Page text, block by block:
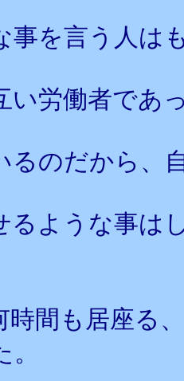
事を言う人は
い労働者であ
るのだから、
るような事は
時間も居座る